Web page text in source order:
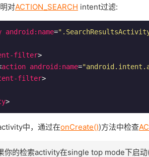
对ACTION_SEARCH intent过滤:
android:name=
filter>
action android:name=
filter>
>
中，通过在onCreate())方法中检查
你的检索activity在single top mode下启动